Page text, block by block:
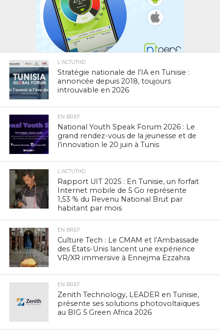
L'ACTUTHD
Stratégie nationale de l’IA en Tunisie :
annoncée depuis 2018, toujours
introuvable en 2026
EN BREF
National Youth Speak Forum 2026 : Le
grand rendez-vous de la jeunesse et de
l’innovation le 20 juin à Tunis
L'ACTUTHD
Rapport UIT 2025 : En Tunisie, un forfait
Internet mobile de 5 Go représente
1,53 % du Revenu National Brut par
habitant par mois
EN BREF
Culture Tech : Le CMAM et l’Ambassade
des États-Unis lancent une expérience
VR/XR immersive à Ennejma Ezzahra
EN BREF
Zenith Technology, LEADER en Tunisie,
présente ses solutions photovoltaïques
au BIG 5 Green Africa 2026